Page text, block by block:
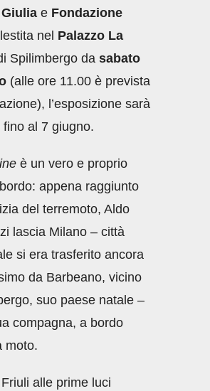
e Fondazione
nel Palazzo La
Spilimbergo da sabato
(alle ore 11.00 è prevista
l’esposizione sarà
al 7 giugno.
è un vero e proprio
appena raggiunto
del terremoto, Aldo
lascia Milano – città
si era trasferito ancora
da Barbeano, vicino
suo paese natale –
compagna, a bordo
moto.
alle prime luci